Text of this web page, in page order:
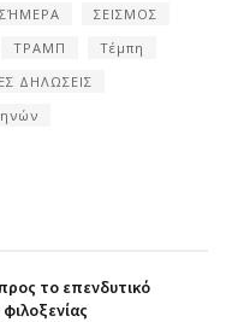
ΣΕΙΣΜΟΣ
ΤΡΑΜΠ
Τέμπη
ΔΗΛΩΣΕΙΣ
το επενδυτικό